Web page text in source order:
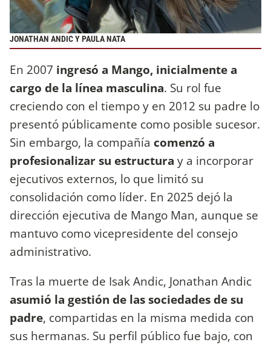
JONATHAN ANDIC Y PAULA NATA
En 2007 ingresó a Mango, inicialmente a
cargo de la línea masculina. Su rol fue
creciendo con el tiempo y en 2012 su padre lo
presentó públicamente como posible sucesor.
Sin embargo, la compañía comenzó a
profesionalizar su estructura y a incorporar
ejecutivos externos, lo que limitó su
consolidación como líder. En 2025 dejó la
dirección ejecutiva de Mango Man, aunque se
mantuvo como vicepresidente del consejo
administrativo.
Tras la muerte de Isak Andic, Jonathan Andic
asumió la gestión de las sociedades de su
padre, compartidas en la misma medida con
sus hermanas. Su perfil público fue bajo, con